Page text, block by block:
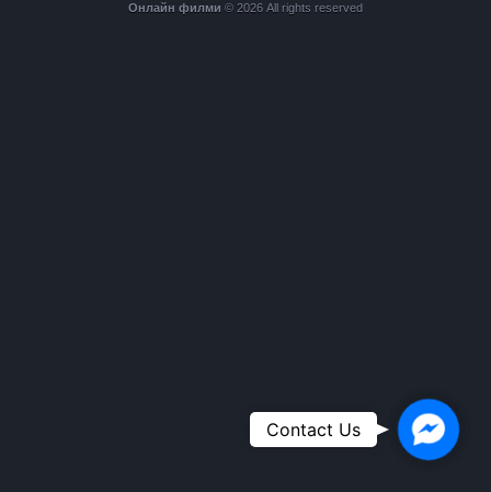
Онлайн филми © 2026 All rights reserved
Contact Us